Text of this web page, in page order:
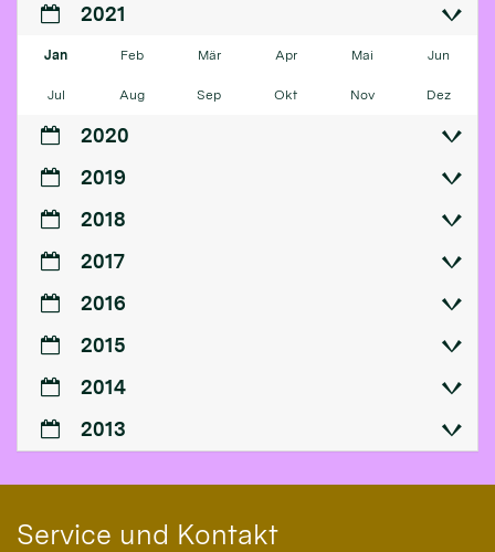
2021
Jan Feb Mär Apr Mai Jun
Jul Aug Sep Okt Nov Dez
2020
2019
2018
2017
2016
2015
2014
2013
Service und Kontakt